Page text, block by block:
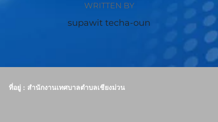
WRITTEN BY
supawit techa-oun
ที่อยู่ : สำนักงานเทศบาลตำบลเชียงม่วน